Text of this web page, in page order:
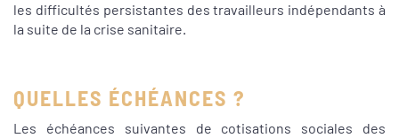
les difficultés persistantes des travailleurs indépendants à
la suite de la crise sanitaire.
QUELLES ÉCHÉANCES ?
Les échéances suivantes de cotisations sociales des